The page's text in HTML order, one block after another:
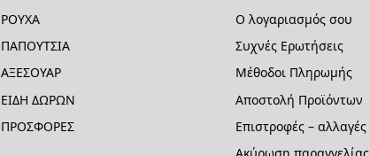
ΡΟΥΧΑ
ΠΑΠΟΥΤΣΙΑ
ΑΞΕΣΟΥΑΡ
ΕΙΔΗ ΔΩΡΩΝ
ΠΡΟΣΦΟΡΕΣ
Ο λογαριασμός σου
Συχνές Ερωτήσεις
Μέθοδοι Πληρωμής
Αποστολή Προϊόντων
Επιστροφές – αλλαγές